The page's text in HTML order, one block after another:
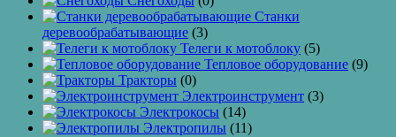
Станки
деревообрабатывающие (3)
Телеги к мотоблоку (5)
Тепловое оборудование (9)
Тракторы (0)
Электроинструмент (3)
Электрокосы (14)
Электропилы (11)